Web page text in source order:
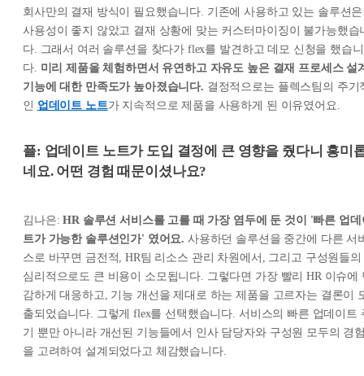
회사만의 결재 방식이 필요했습니다. 기존에 사용하고 있는 솔루션은
사용성이 좋지 않았고 결재 상황에 맞는 커스터마이징이 불가능했습
다. 그래서 여러 솔루션을 찾다가 flex를 발견하고 데모 신청을 했습니
다. 미리 제품을 체험하면서 유연하고 자유도 높은 결재 프로세스 설
기능에 대한 만족도가 높아졌습니다. 결정적으로는 플렉스팀의 주기
인 업데이트 노트가 지속적으로 제품을 사용하게 된 이유였어요.
플: 업데이트 노트가 도입 결정에 큰 영향을 줬다니 흥미
네요. 어떤 경험 때문이셨나요?
김나은:HR 솔루션 서비스를 고를 때 가장 염두에 둔 것이 '빠른 업데
트가 가능한 솔루션인가' 였어요. 사용하던 솔루션을 중간에 다른 서
스로 바꾸면 금전적, HR팀 리소스 관리 차원에서, 그리고 구성원들의
심리적으로도 큰 비용이 소모됩니다. 그렇다면 가장 빨리 HR 이슈에
감하게 대응하고, 기능 개선을 제대로 하는 제품을 고르자는 결론이
출되었습니다. 그렇게 flex를 선택했습니다. 서비스의 빠른 업데이트
기 뿐만 아니라 개선된 기능들에서 인사 담당자와 구성원 모두의 경
을 고려하여 설계되었다고 체감했습니다.